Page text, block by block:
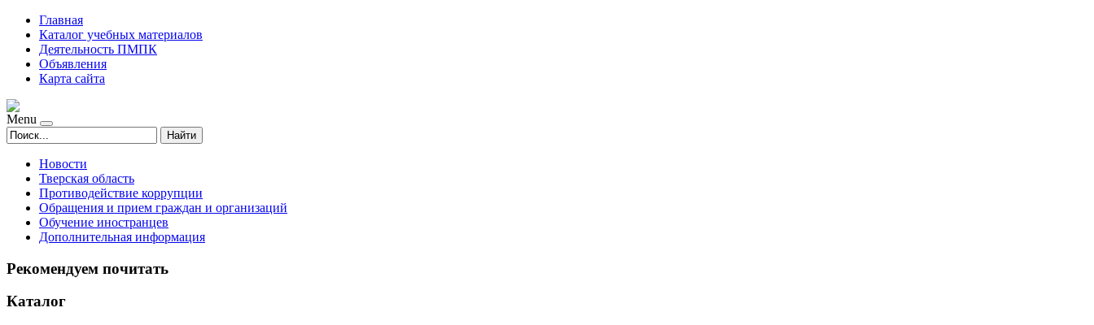
Главная
Каталог учебных материалов
Деятельность ПМПК
Объявления
Карта сайта
Menu
Найти
Новости
Тверская область
Противодействие коррупции
Обращения и прием граждан и организаций
Обучение иностранцев
Дополнительная информация
Рекомендуем почитать
Каталог